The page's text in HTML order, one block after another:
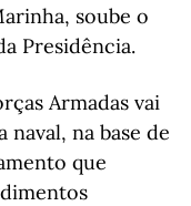
soube o
Presidência.
Armadas vai
na base de
que